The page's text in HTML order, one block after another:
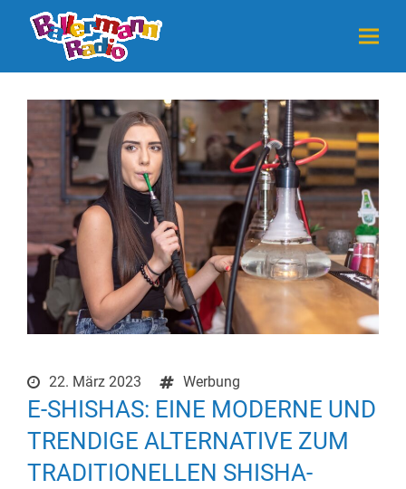
22. März 2023 Werbung
E-SHISHAS: EINE MODERNE UND
TRENDIGE ALTERNATIVE ZUM
TRADITIONELLEN SHISHA-